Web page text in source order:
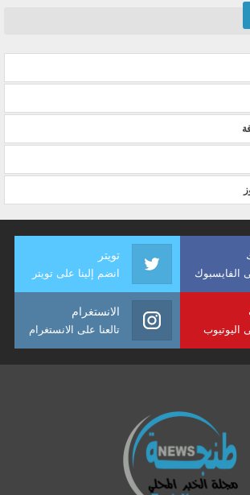
الفايسبوك
تويتر
انضم إلينا على تويتر
اليوتيوب
الانستغرام
تالعنا على الانستغرام